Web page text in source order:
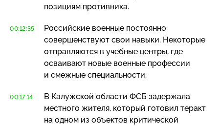
позициям противника.
00:12:35
Российские военные постоянно
совершенствуют свои навыки. Некоторые
отправляются в учебные центры, где
осваивают новые военные профессии
и смежные специальности.
00:17:14
В Калужской области ФСБ задержала
местного жителя, который готовил теракт
на одном из объектов критической